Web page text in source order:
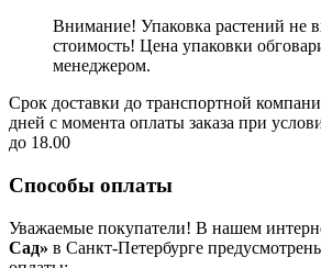
Внимание! Упаковка растений не
стоимость! Цена упаковки
менеджером.
Срок доставки до транспортной
дней с момента оплаты заказа при
до 18.00
Способы оплаты
Уважаемые покупатели! В нашем
Сад» в Санкт-Петербурге